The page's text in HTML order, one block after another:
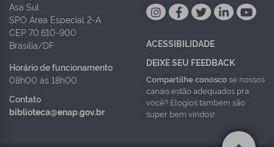
Asa Sul
SPO Área Especial 2-A
CEP 70.610-900
Brasília/DF
Horário de funcionamento
08h00 às 18h00
Contato
biblioteca@enap.gov.br
ACESSIBILIDADE
DEIXE SEU FEEDBACK
Compartilhe conoscose nossos
canais estão adequados pra
você? Elogios também são
super bem vindos!